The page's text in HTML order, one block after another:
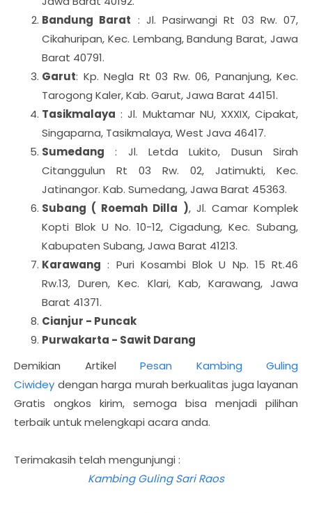
Bandung Barat : Jl. Pasirwangi Rt 03 Rw. 07,
Cikahuripan, Kec. Lembang, Bandung Barat, Jawa
Barat 40791.
Garut: Kp. Negla Rt 03 Rw. 06, Pananjung, Kec.
Tarogong Kaler, Kab. Garut, Jawa Barat 44151.
Tasikmalaya : Jl. Muktamar NU, XXXIX, Cipakat,
Singaparna, Tasikmalaya, West Java 46417.
Sumedang : Jl. Letda Lukito, Dusun Sirah
Citanggulun Rt 03 Rw. 02, Jatimukti, Kec.
Jatinangor. Kab. Sumedang, Jawa Barat 45363.
Subang ( Roemah Dilla ), Jl. Camar Komplek
Kopti Blok U No. 10-12, Cigadung, Kec. Subang,
Kabupaten Subang, Jawa Barat 41213.
Karawang : Puri Kosambi Blok U Np. 15 Rt.46
Rw.13, Duren, Kec. Klari, Kab, Karawang, Jawa
Barat 41371.
Cianjur - Puncak
Purwakarta - Sawit Darang
Demikian Artikel Pesan Kambing Guling
Ciwidey dengan harga murah berkualitas juga layanan
Gratis ongkos kirim, semoga bisa menjadi pilihan
terbaik untuk melengkapi acara anda.
Terimakasih telah mengunjungi :
Kambing Guling Sari Raos